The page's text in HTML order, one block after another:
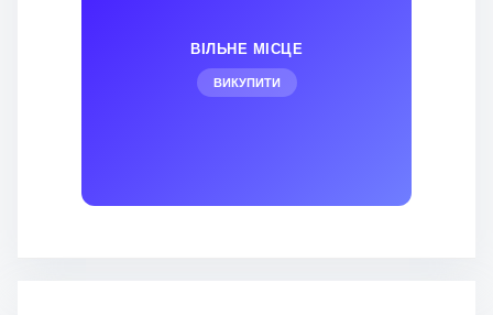
ВІЛЬНЕ МІСЦЕ
ВИКУПИТИ